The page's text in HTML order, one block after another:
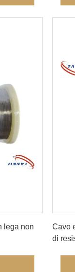
lega non
Cavo
di